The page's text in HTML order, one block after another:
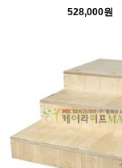
528,000원